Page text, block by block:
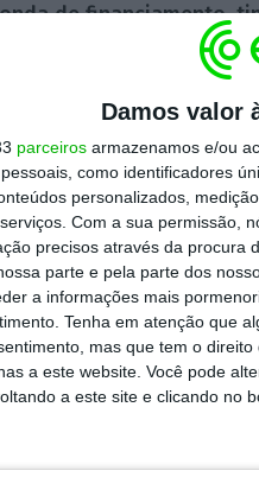
Damos valor
parceiros armazenamos e/ou
como identificadores
personalizados,
Com a sua permissão,
precisos através da procura
parte e pela parte dos
a informações mais
Tenha em atenção que
mas que tem o
a este website. Você pode
a este site e clicando no
de financiamento,
um outro obstáculo no
mais de 1.000
mais relevantes
Journalfala numa
comparativamente
o tempo,depois
passado, o jornal
por Brian Chesky,
vender as ações